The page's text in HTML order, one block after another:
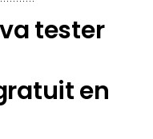
tester
en